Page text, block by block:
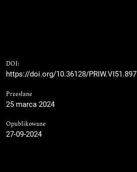
DOI:
https://doi.org/10.36128/PRIW.VI51.897
Przesłane
25 marca 2024
Opublikowane
27-09-2024